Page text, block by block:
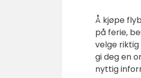
Å kjøpe
på ferie,
velge
gi deg en
nyttig